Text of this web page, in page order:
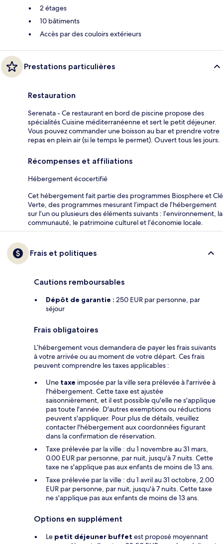
2 étages
10 bâtiments
Accès par des couloirs extérieurs
Prestations particulières
Restauration
Serenata - Ce restaurant en bord de piscine propose des
spécialités Cuisine méditerranéenne et sert le petit déjeuner.
Vous pouvez commander une boisson au bar et prendre votre
repas en plein air (si le temps le permet). Ouvert tous les jours.
Récompenses et affiliations
Hébergement écocertifié
Cet hébergement fait partie des programmes Biosphere et Clé
Verte, des programmes mesurant l’impact de l’hébergement
sur l’un ou plusieurs des éléments suivants : l’environnement, la
communauté, le patrimoine culturel et l’économie locale.
Frais et politiques
Cautions remboursables
Dépôt de garantie : 250 EUR par personne, par
séjour
Frais obligatoires
L’hébergement vous demandera de payer les frais suivants
à votre arrivée ou au moment de votre départ. Ces frais
peuvent comprendre les taxes applicables :
Une taxe imposée par la ville sera prélevée à l'arrivée à
l'hébergement. Cette taxe est ajustée
saisonnièrement, et il est possible qu'elle ne s'applique
pas toute l'année. D'autres exemptions ou réductions
peuvent s'appliquer. Pour plus de détails, veuillez
contacter l'hébergement aux coordonnées figurant
dans la confirmation de réservation.
Taxe prélevée par la ville : du 1 novembre au 31 mars,
0.00 EUR par personne, par nuit, jusqu'à 7 nuits. Cette
taxe ne s'applique pas aux enfants de moins de 13 ans.
Taxe prélevée par la ville : du 1 avril au 31 octobre, 2.00
EUR par personne, par nuit, jusqu'à 7 nuits. Cette taxe
ne s'applique pas aux enfants de moins de 13 ans.
Options en supplément
Le petit déjeuner buffet est proposé moyennant